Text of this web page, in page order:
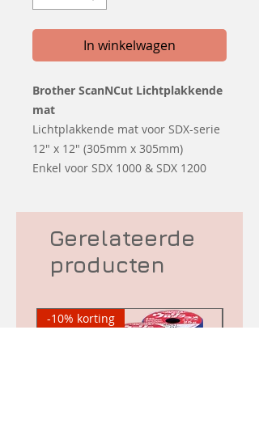
In winkelwagen
Brother ScanNCut Lichtplakkende
mat
Lichtplakkende mat voor SDX-serie
12" x 12" (305mm x 305mm)
Enkel voor SDX 1000 & SDX 1200
Gerelateerde
producten
-10% korting